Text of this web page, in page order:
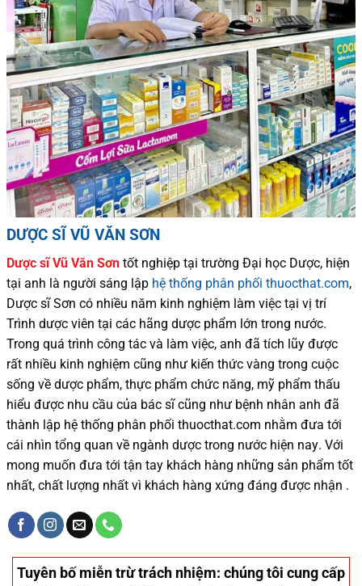
DƯỢC SĨ VŨ VĂN SƠN
Dược sĩVũ Văn Sơn tốt nghiệp tại trường Đại học Dược, hiện
tại anh là người sáng lập hệ thống phân phối thuocthat.com,
Dược sĩSơn có nhiều năm kinh nghiệm làm việc tại vị trí
Trình dược viên tại các hãng dược phẩm lớn trong nước.
Trong quá trình công tác và làm việc, anh đã tích lũy được
rất nhiều kinh nghiệm cũng như kiến thức vàng trong cuộc
sống về dược phẩm, thực phẩm chức năng, mỹ phẩm thấu
hiểu được nhu cầu của bác sĩcũng như bệnh nhân anh đã
thành lập hệ thống phân phối thuocthat.com nhằm đưa tới
cái nhìn tổng quan về ngành dược trong nước hiện nay. Với
mong muốn đưa tới tận tay khách hàng những sản phẩm tốt
nhất, chất lượng nhất vì khách hàng xứng đáng được nhận .
Tuyên bố miễn trừ trách nhiệm: chúng tôi cung cấp